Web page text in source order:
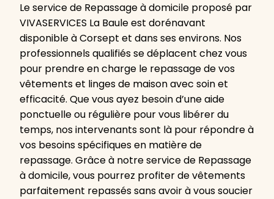
Le service de Repassage à domicile proposé par
VIVASERVICES La Baule est dorénavant
disponible à Corsept et dans ses environs. Nos
professionnels qualifiés se déplacent chez vous
pour prendre en charge le repassage de vos
vêtements et linges de maison avec soin et
efficacité. Que vous ayez besoin d’une aide
ponctuelle ou régulière pour vous libérer du
temps, nos intervenants sont là pour répondre à
vos besoins spécifiques en matière de
repassage. Grâce à notre service de Repassage
à domicile, vous pourrez profiter de vêtements
parfaitement repassés sans avoir à vous soucier